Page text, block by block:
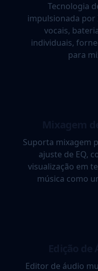
Tecnologia
impulsionada por
vocais,
individuais,
para
Suporta mixagem
ajuste de EQ,
visualização em
música como
Editor de áudio